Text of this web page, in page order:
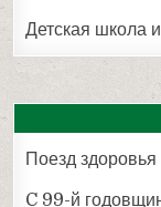
Детская школа
Поезд здоровья
C 99-й